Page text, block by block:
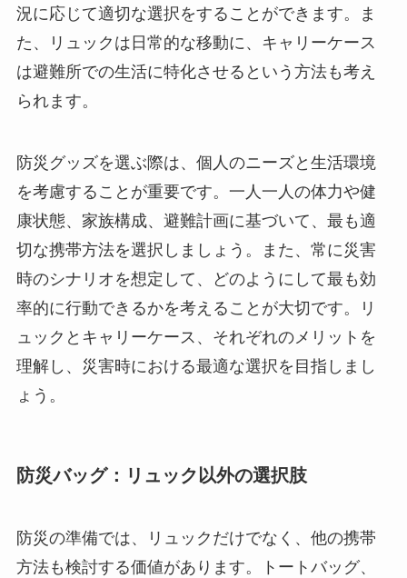
況に応じて適切な選択をすることができます。ま
た、リュックは日常的な移動に、キャリーケース
は避難所での生活に特化させるという方法も考え
られます。
防災グッズを選ぶ際は、個人のニーズと生活環境
を考慮することが重要です。一人一人の体力や健
康状態、家族構成、避難計画に基づいて、最も適
切な携帯方法を選択しましょう。また、常に災害
時のシナリオを想定して、どのようにして最も効
率的に行動できるかを考えることが大切です。リ
ュックとキャリーケース、それぞれのメリットを
理解し、災害時における最適な選択を目指しまし
ょう。
防災バッグ：リュック以外の選択肢
防災の準備では、リュックだけでなく、他の携帯
方法も検討する価値があります。トートバッグ、